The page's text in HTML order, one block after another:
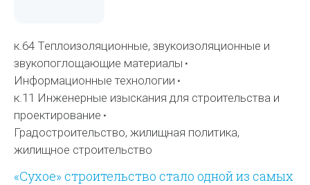
к.64 Теплоизоляционные, звукоизоляционные и
звукопоглощающие материалы
Информационные технологии
к.11 Инженерные изыскания для строительства и
проектирование
Градостроительство, жилищная политика,
жилищное строительство
«Сухое» строительство стало одной из самых